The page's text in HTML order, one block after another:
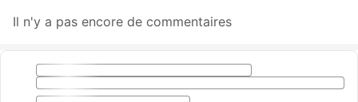
Il n'y a pas encore de commentaires